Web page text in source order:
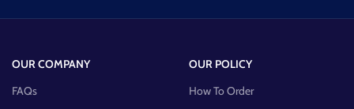
OUR COMPANY
FAQs
OUR POLICY
How To Order